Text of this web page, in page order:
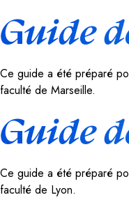
Guide
Ce guide a été préparé
faculté de Marseille.
Guide
Ce guide a été préparé
faculté de Lyon.